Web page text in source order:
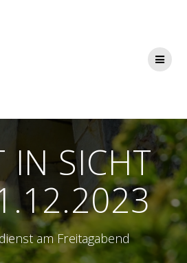
IN SICHT
am Freitagabend